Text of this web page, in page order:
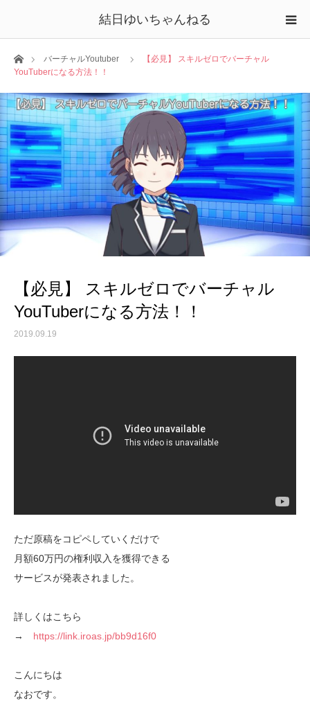
結日ゆいちゃんねる
ホームバーチャルYoutuber
【必見】 スキルゼロでバーチャル
YouTuberになる方法！！
【必見】 スキルゼロでバーチャル
YouTuberになる方法！！
2019.09.19
ただ原稿をコピペしていくだけで
月額60万円の権利収入を獲得できる
サービスが発表されました。
詳しくはこちら
→ https://link.iroas.jp/bb9d16f0
こんにちは
なおです。